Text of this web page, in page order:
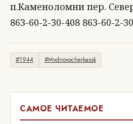
п.Каменоломни пер.
863-60-2-30-408 863-60-2-
#1944 #Mvdnovocherkassk
САМОЕ ЧИТАЕМОЕ